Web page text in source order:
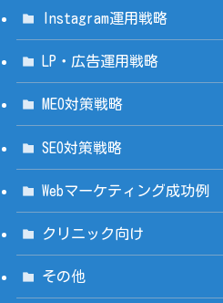
Instagram運用戦略
LP・広告運用戦略
MEO対策戦略
SEO対策戦略
Webマーケティング成功例
クリニック向け
その他